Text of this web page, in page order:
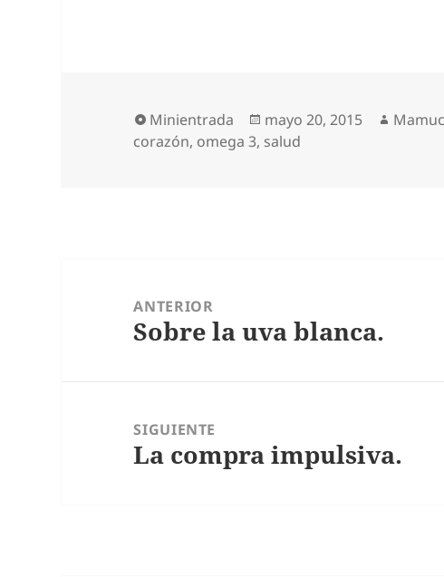
Formato
Minientrada
Publicado
el
mayo 20, 2015 Autor
corazón, omega 3, salud
entradas
ANTERIOR
Entrada
Sobre la uva blanca.
SIGUIENTE
Entrada
La compra impulsiva.